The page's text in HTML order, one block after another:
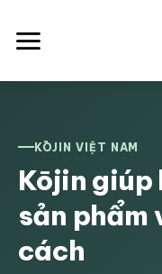
content
KŌJIN VIỆT NAM
Kōjin giúp
sản phẩm
cách